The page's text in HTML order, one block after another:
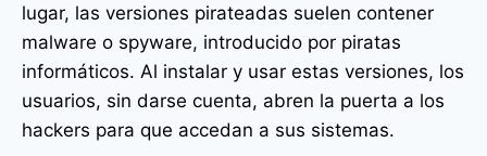
lugar, las versiones pirateadas suelen contener
malware o spyware, introducido por piratas
informáticos. Al instalar y usar estas versiones, los
usuarios, sin darse cuenta, abren la puerta a los
hackers para que accedan a sus sistemas.